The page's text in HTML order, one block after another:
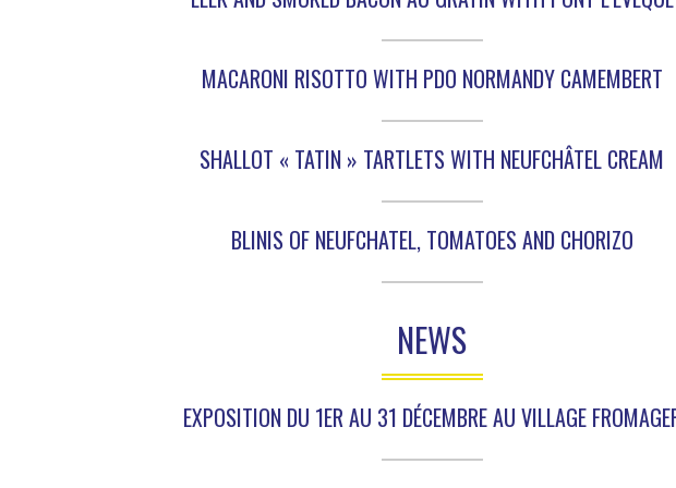
MACARONI RISOTTO WITH PDO NORMANDY CAMEMBERT
SHALLOT « TATIN » TARTLETS WITH NEUFCHÂTEL CREAM
BLINIS OF NEUFCHATEL, TOMATOES AND CHORIZO
NEWS
EXPOSITION DU 1ER AU 31 DÉCEMBRE AU VILLAGE